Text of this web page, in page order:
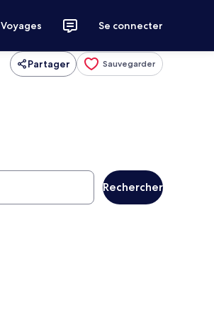
Voyages Se connecter
Partager Sauvegarder
Rechercher